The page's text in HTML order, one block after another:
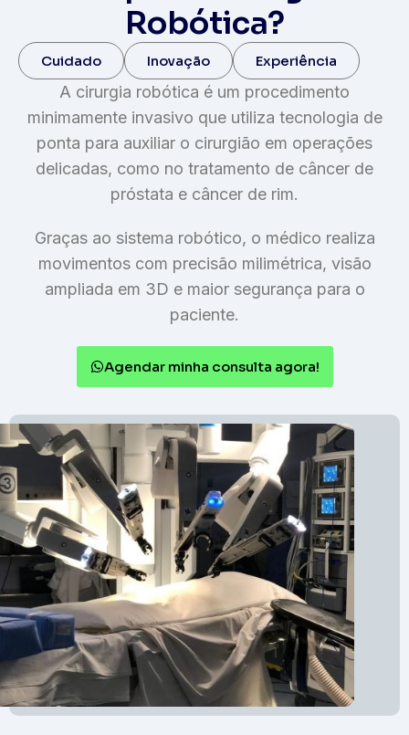
Robótica?
Cuidado Inovação Experiência
A cirurgia robótica é um procedimento
minimamente invasivo que utiliza tecnologia de
ponta para auxiliar o cirurgião em operações
delicadas, como no tratamento de câncer de
próstata e câncer de rim.
Graças ao sistema robótico, o médico realiza
movimentos com precisão milimétrica, visão
ampliada em 3D e maior segurança para o
paciente.
Agendar minha consulta agora!